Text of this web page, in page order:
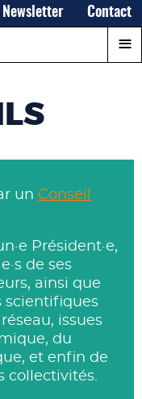
Newsletter Contact
≡
un Conseil
Président·e,
de ses
ainsi que
scientifiques
issues
du
et enfin de
collectivités.